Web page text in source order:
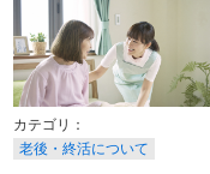
老後・終活について